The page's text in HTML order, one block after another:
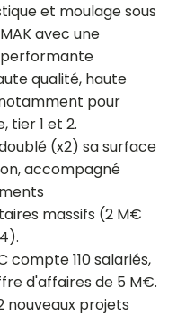
et moulage sous
avec une
qualité, haute
pour
tier 1 et 2.
(x2) sa surface
accompagné
massifs (2 M€
compte 110 salariés,
d'affaires de 5 M€.
nouveaux projets